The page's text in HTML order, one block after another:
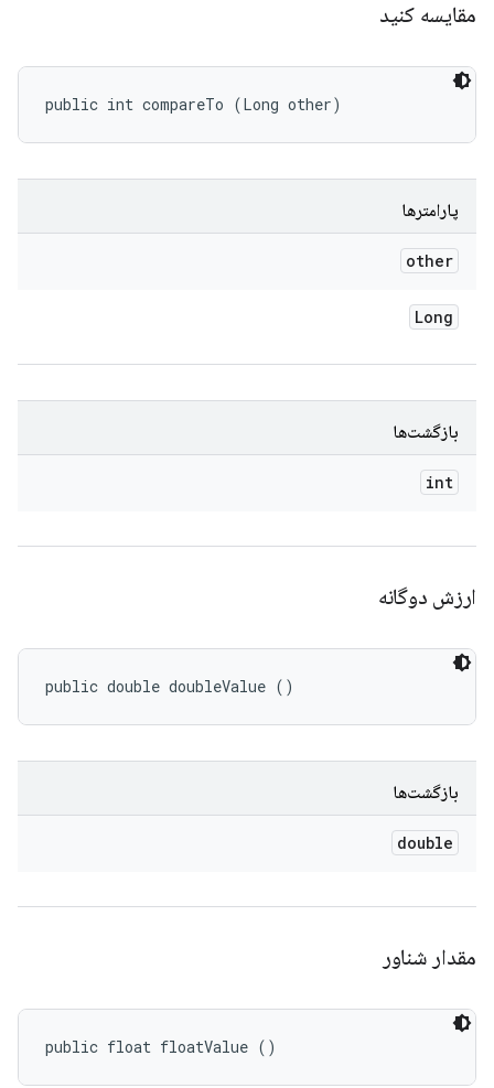
مقایسه کنید
public int compareTo (Long other)
پارامترها
other
Long
بازگشت‌ها
int
ارزش دوگانه
public double doubleValue ()
بازگشت‌ها
double
مقدار شناور
public float floatValue ()